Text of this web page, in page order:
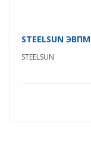
STEELSUN
STEELSUN